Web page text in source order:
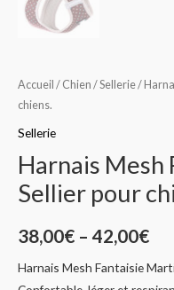
Accueil / Chien /Sellerie/
chiens.
Sellerie
Harnais
Sellier pour
38,00€ –42,00€
Harnais Mesh Fantaisie